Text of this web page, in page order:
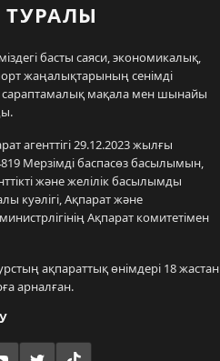
ТУРАЛЫ
басты саяси, экономикалық,
жаңалықтарының сенімді
сараптамалық мақала мен шынайы
агенттігі 29.12.2023 жылғы
Мерзімді баспасөз басылымын,
және желілік басылымды
куәлігі, Ақпарат және
Ақпарат комитетімен
ақпараттық өнімдері 18 жастан
арналған.